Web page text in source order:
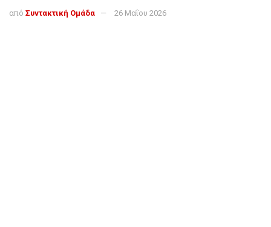
από Συντακτική Ομάδα 26 Μαΐου 2026